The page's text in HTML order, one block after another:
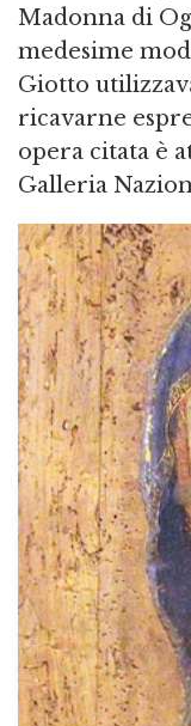
Madonna di
medesime
Giotto
ricavarne
opera citata è
Galleria